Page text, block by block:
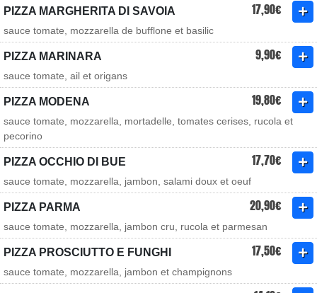
PIZZA MARGHERITA DI SAVOIA 17,90€
sauce tomate, mozzarella de bufflone et basilic
PIZZA MARINARA 9,90€
sauce tomate, ail et origans
PIZZA MODENA 19,80€
sauce tomate, mozzarella, mortadelle, tomates cerises, rucola et
pecorino
PIZZA OCCHIO DI BUE 17,70€
sauce tomate, mozzarella, jambon, salami doux et oeuf
PIZZA PARMA 20,90€
sauce tomate, mozzarella, jambon cru, rucola et parmesan
PIZZA PROSCIUTTO E FUNGHI 17,50€
sauce tomate, mozzarella, jambon et champignons